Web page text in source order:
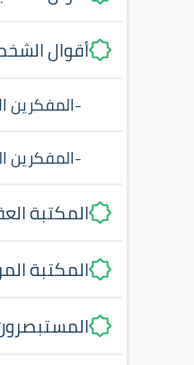
أقوال
-المفكرين
-المفكرين
المكتبة
المكتبة